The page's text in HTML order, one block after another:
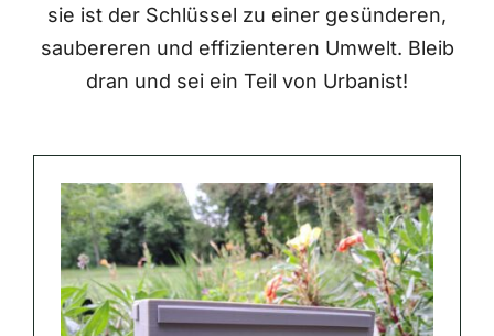
sie ist der Schlüssel zu einer gesünderen,
saubereren und effizienteren Umwelt. Bleib
dran und sei ein Teil von Urbanist!